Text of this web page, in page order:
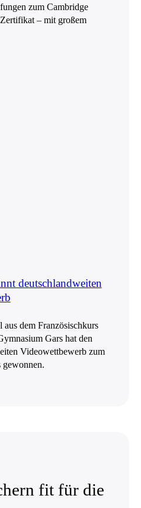
zum Cambridge
– mit großem
deutschlandweiten
dem Französischkurs
Gars hat den
Videowettbewerb zum
gewonnen.
fit für die